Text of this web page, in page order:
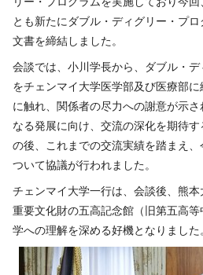
とも新たにダブル・ディグリー・プ
文書を締結しました。
会談では、小川学長から、ダブル・
をチェンマイ大学医学部及び医療部
に触れ、関係者の尽力への謝意が示
なる発展に向け、交流の深化を期待
の後、これまでの交流実績を踏まえ
ついて協議が行われました。
チェンマイ大学一行は、会談後、熊
重要文化財の五高記念館（旧第五高
学への理解を深める好機となりました